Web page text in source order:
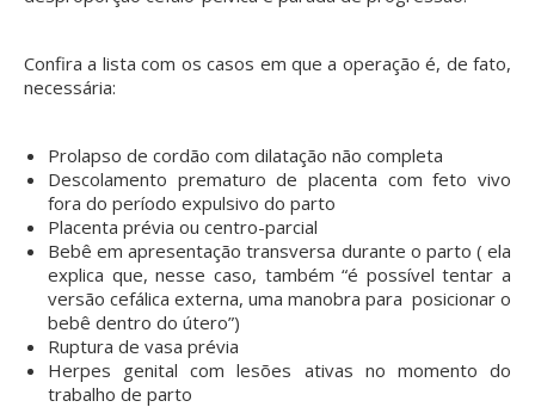
Confira a lista com os casos em que a operação é, de fato,
necessária:
Prolapso de cordão com dilatação não completa
Descolamento prematuro de placenta com feto vivo
fora do período expulsivo do parto
Placenta prévia ou centro-parcial
Bebê em apresentação transversa durante o parto ( ela
explica que, nesse caso, também “é possível tentar a
versão cefálica externa, uma manobra para posicionar o
bebê dentro do útero”)
Ruptura de vasa prévia
Herpes genital com lesões ativas no momento do
trabalho de parto